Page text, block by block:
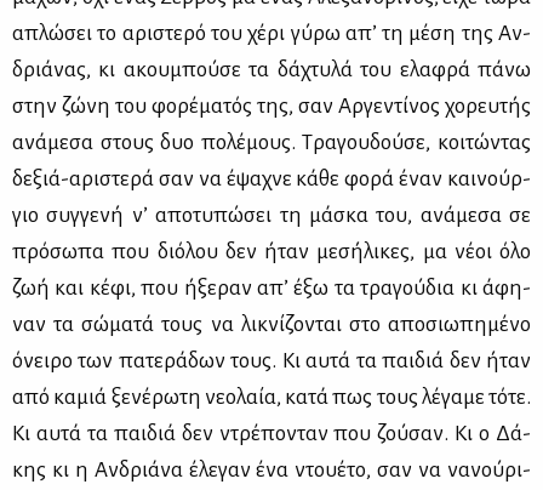
απλώ­σει το αρι­στε­ρό του χέ­ρι γύ­ρω απ’ τη μέ­ση της Αν­
δριά­νας, κι ακου­μπού­σε τα δά­χτυ­λά του ελα­φρά πά­νω
στην ζώ­νη του φο­ρέ­μα­τός της, σαν Αρ­γε­ντί­νος χο­ρευ­τής
ανά­με­σα στους δυο πο­λέ­μους. Τρα­γου­δού­σε, κοι­τώ­ντας
δε­ξιά-αρι­στε­ρά σαν να έψα­χνε κά­θε φο­ρά έναν και­νούρ­
γιο συγ­γε­νή ν’ απο­τυ­πώ­σει τη μά­σκα του, ανά­με­σα σε
πρό­σω­πα που διό­λου δεν ήταν με­σή­λι­κες, μα νέ­οι όλο
ζωή και κέ­φι, που ήξε­ραν απ’ έξω τα τρα­γού­δια κι άφη­
ναν τα σώ­μα­τά τους να λι­κνί­ζο­νται στο απο­σιω­πη­μέ­νο
όνει­ρο των πα­τε­ρά­δων τους. Κι αυ­τά τα παι­διά δεν ήταν
από κα­μιά ξε­νέ­ρω­τη νε­ο­λαία, κα­τά πως τους λέ­γα­με τό­τε.
Κι αυ­τά τα παι­διά δεν ντρέ­πο­νταν που ζού­σαν. Κι ο Δά­
κης κι η Αν­δριά­να έλε­γαν ένα ντου­έ­το, σαν να να­νού­ρι­